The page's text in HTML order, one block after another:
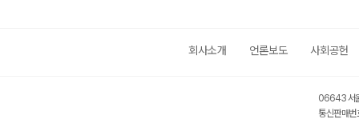
회사소개 언론보도 사회공헌
06643 서
통신판매